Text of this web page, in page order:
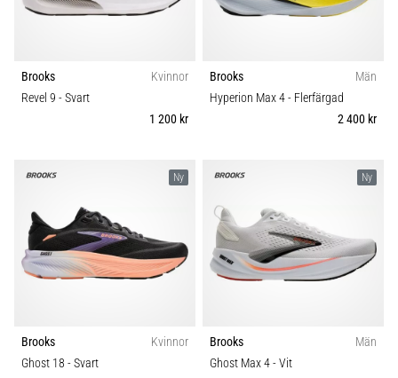
Brooks
Kvinnor
Revel 9 - Svart
1 200 kr
Brooks
Män
Hyperion Max 4- Flerfärgad
2 400 kr
Ny
Brooks
Kvinnor
Ghost 18 - Svart
Ny
Brooks
Män
Ghost Max 4- Vit